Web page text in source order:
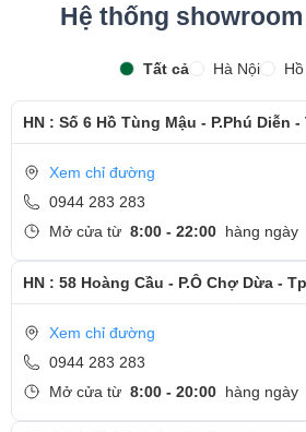
Hệ thống
Tất cả Hà Nội
HN : Số 6 Hồ Tùng Mậu - P.Phú Diễn -
Xem chỉ đường
0944 283 283
Mở cửa từ 8:00 - 22:00 hàng ngày
HN : 58 Hoàng Cầu - P.Ô Chợ Dừa -
Xem chỉ đường
0944 283 283
Mở cửa từ 8:00 - 20:00 hàng ngày